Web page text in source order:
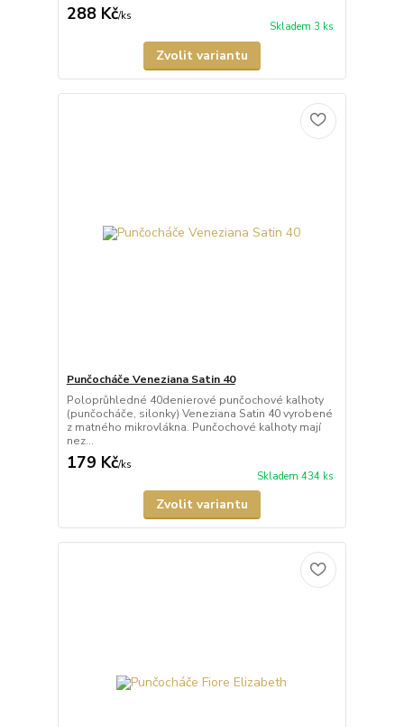
288 Kč/ks
Skladem 3 ks
Zvolit variantu
Punčocháče Veneziana Satin 40
Poloprůhledné 40denierové punčochové kalhoty
(punčocháče, silonky) Veneziana Satin 40 vyrobené
z matného mikrovlákna. Punčochové kalhoty mají
nez...
179 Kč/ks
Skladem 434 ks
Zvolit variantu